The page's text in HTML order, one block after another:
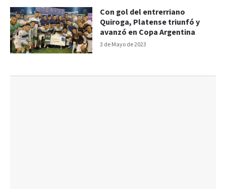
3 de Mayo de 2023
Con gol del entrerriano
Quiroga, Platense triunfó y
avanzó en Copa Argentina